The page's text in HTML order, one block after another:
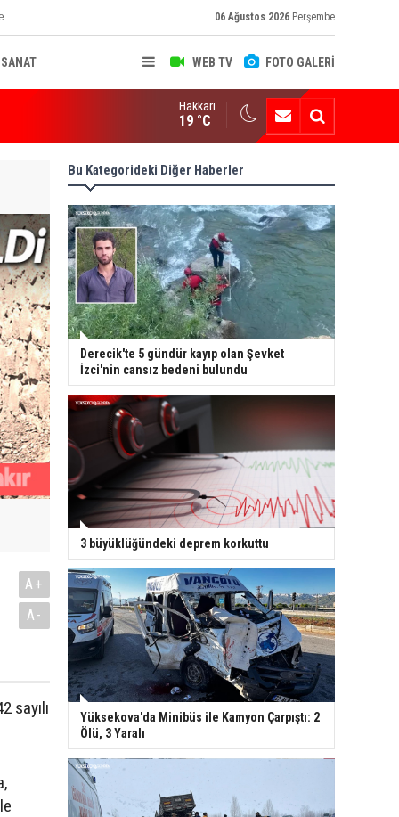
06 Ağustos 2026 Perşembe
WEB TV FOTO GALERİ
Sanayi Geleceği Masaya Yatırıldı
Hakkari
19 °C
A+
A-
sayılı
Bu Kategorideki Diğer Haberler
Derecik'te 5 gündür kayıp olan Şevket
İzci'nin cansız bedeni bulundu
3 büyüklüğündeki deprem korkuttu
Yüksekova'da Minibüs ile Kamyon Çarpıştı: 2
Ölü, 3 Yaralı